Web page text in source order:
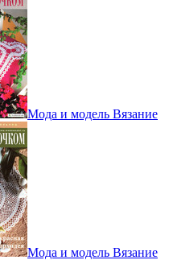
Мода и модель Вязание
Мода и модель Вязание